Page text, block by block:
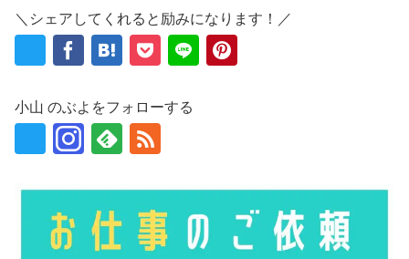
＼シェアしてくれると励みになります！／
小山 のぶよをフォローする